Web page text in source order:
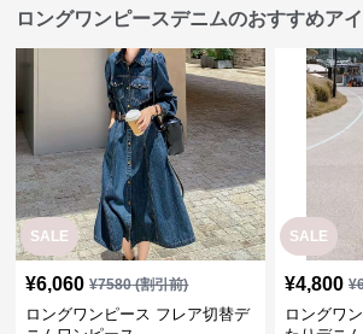
ロングワンピースデニムのおすすめア
SALE
¥6,060 ¥7580(割引前)
ロングワンピース フレア切替デ
SALE
¥4,800 ¥
ロングワ